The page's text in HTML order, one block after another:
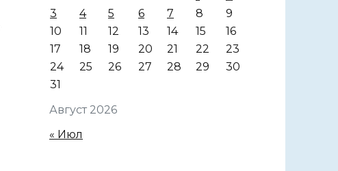
Август 2026
3
4 5 6 7 8
9
10
11 12 13 14 15
16
17
18 19 20 21 22
23
24
25 26 27 28 29
30
31
« Июл